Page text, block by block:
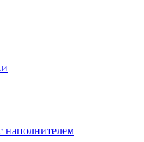
наполнителем